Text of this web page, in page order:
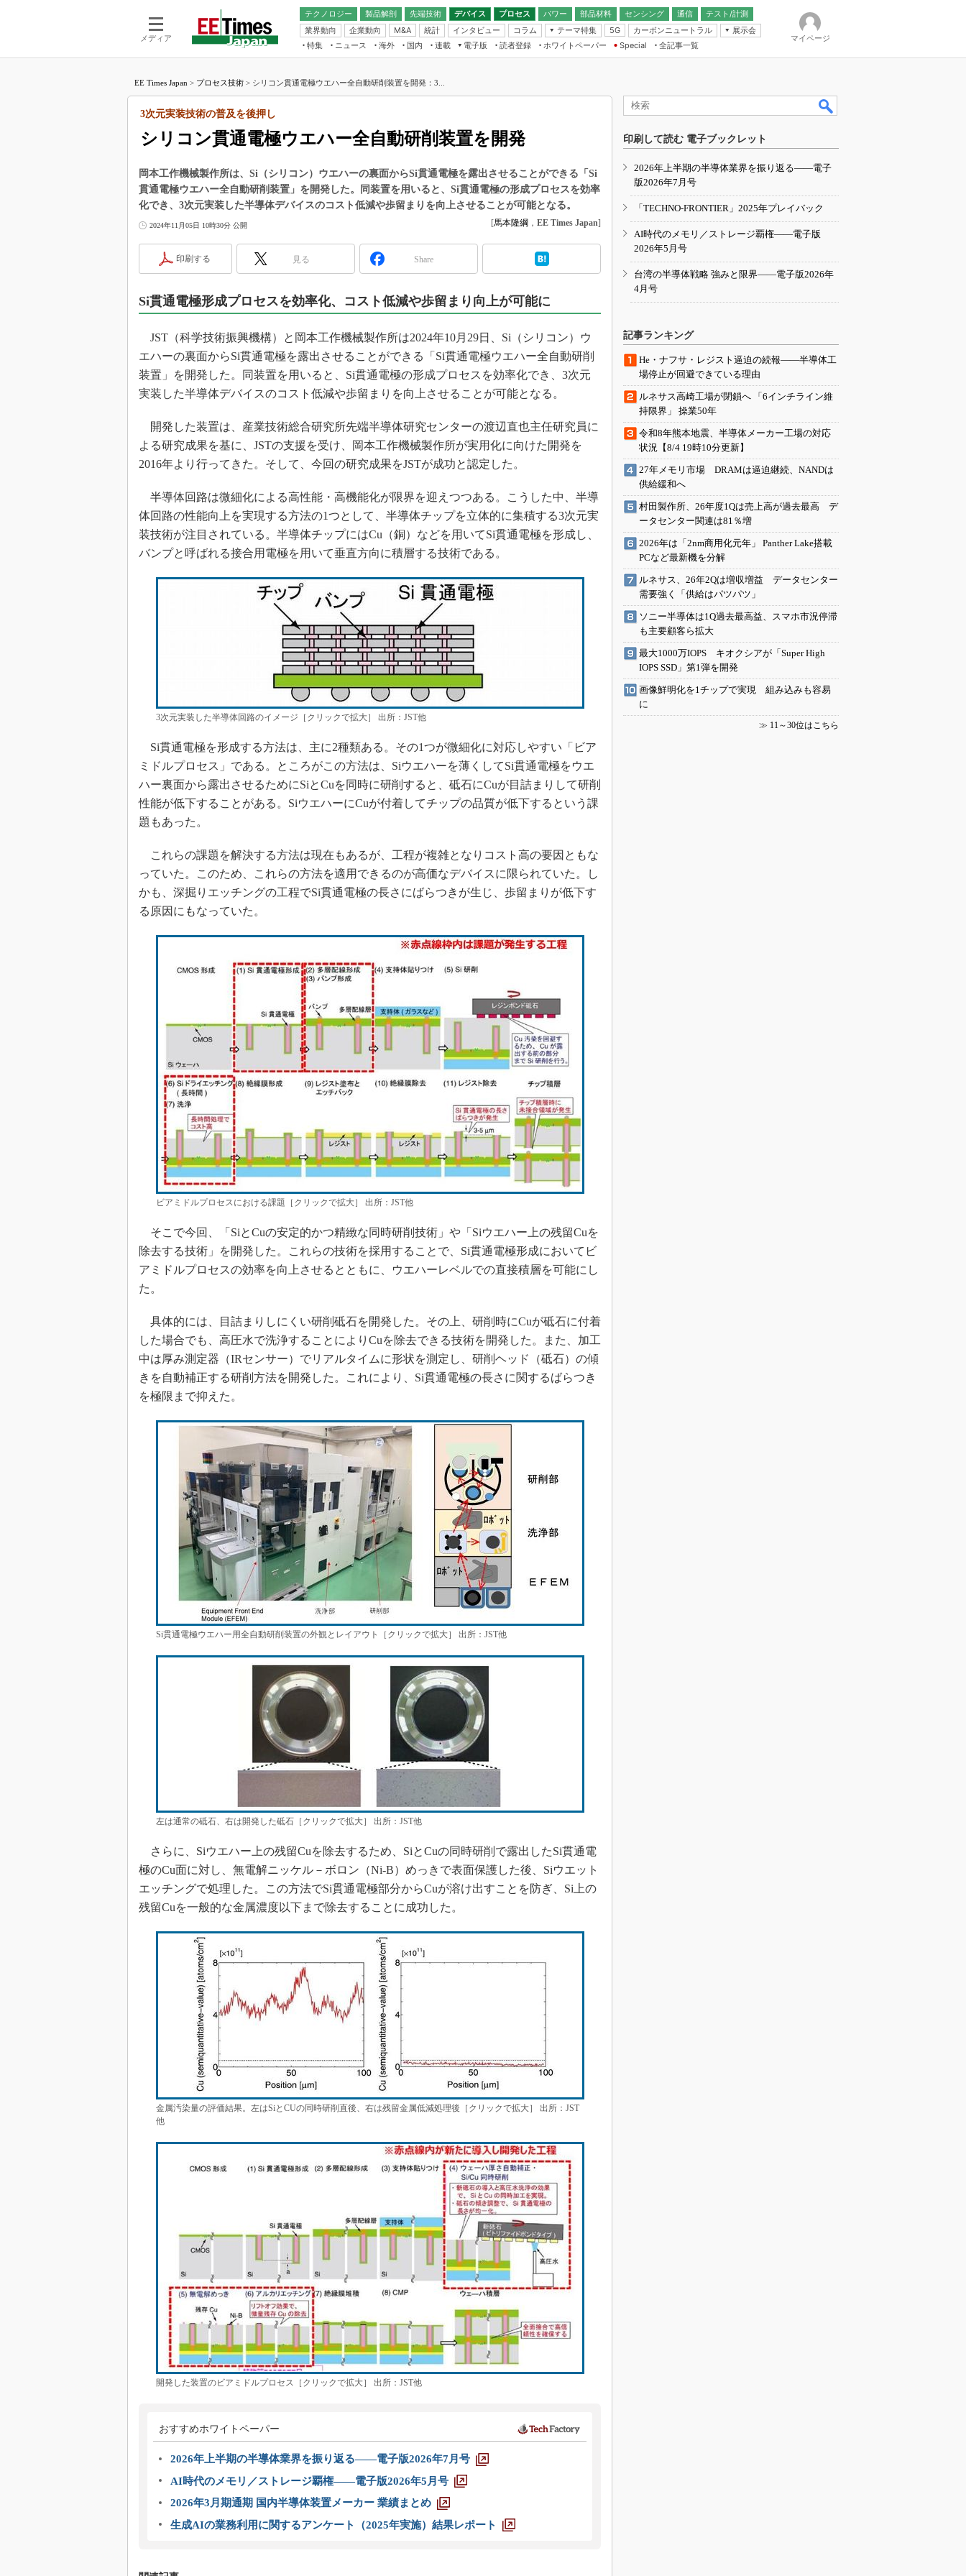
メディア
テクノロジー 製品解剖
先端技術
電池／エネルギー
デバイス
アナログ
マイコン
プロセス パワー 部品材料 センシング
通信
無線
テスト/計測
業界動向
企業動向 M&A 統計 インタビュー コラム
テーマ特集
フィジカルAI
読者調査（EE Times Research）
IoT
電源設計（EDN Japan）
エレクトロニクス入門（EDN
5G カーボンニュートラル
展示会
IoT・エッジコンピューティング
EXPO
TECHNO-FRONTIER
人とくるま展
特集 ニュース 海外 国内
連載
福田昭のデバイス通信
大山聡の業界スコープ
リタイア直前エンジニアの社会人大
学漂流記
この10年で起こったこと、次の10年
製品分解で探るアジアの新トレンド
“異端児エンジニア”が仕掛けた社内
改革、執念の180日
イノベーションは日本を救うのか
IHSアナリスト「未来展望」
「英語に愛されないエンジニア」の
ための新行動論
電子版
電子ブックレット
読者登録 ホワイトペーパー
Special
全記事一覧
マイページ
EE Times Japan > プロセス技術 > シリコン貫通電極ウエハー全自動研削装置を開発：3...
シリコン貫通電極ウエハー全自動研削装置を開発
3次元実装技術の普及を後押し
岡本工作機械製作所は、Si（シリコン）ウエハーの裏面からSi貫通電極を露出させることができる「Si
貫通電極ウエハー全自動研削装置」を開発した。同装置を用いると、Si貫通電極の形成プロセスを効率
化でき、3次元実装した半導体デバイスのコスト低減や歩留まりを向上させることが可能となる。
2024年11月05日 10時30分 公開 [馬本隆綱 ， EE Times Japan]
印刷する 見る Share
Si貫通電極形成プロセスを効率化、コスト低減や歩留まり向上が可能に
JST（科学技術振興機構）と岡本工作機械製作所は2024年10月29日、Si（シリコン）ウ
エハーの裏面からSi貫通電極を露出させることができる「Si貫通電極ウエハー全自動研削
装置」を開発した。同装置を用いると、Si貫通電極の形成プロセスを効率化でき、3次元
実装した半導体デバイスのコスト低減や歩留まりを向上させることが可能となる。
開発した装置は、産業技術総合研究所先端半導体研究センターの渡辺直也主任研究員に
よる研究成果を基に、JSTの支援を受け、岡本工作機械製作所が実用化に向けた開発を
2016年より行ってきた。そして、今回の研究成果をJSTが成功と認定した。
半導体回路は微細化による高性能・高機能化が限界を迎えつつある。こうした中、半導
体回路の性能向上を実現する方法の1つとして、半導体チップを立体的に集積する3次元実
装技術が注目されている。半導体チップにはCu（銅）などを用いてSi貫通電極を形成し、
バンプと呼ばれる接合用電極を用いて垂直方向に積層する技術である。
3次元実装した半導体回路のイメージ［クリックで拡大］ 出所：JST他
Si貫通電極を形成する方法は、主に2種類ある。その1つが微細化に対応しやすい「ビア
ミドルプロセス」である。ところがこの方法は、Siウエハーを薄くしてSi貫通電極をウエ
ハー裏面から露出させるためにSiとCuを同時に研削すると、砥石にCuが目詰まりして研削
性能が低下することがある。SiウエハーにCuが付着してチップの品質が低下するという課
題もあった。
これらの課題を解決する方法は現在もあるが、工程が複雑となりコスト高の要因ともな
っていた。このため、これらの方法を適用できるのが高価なデバイスに限られていた。し
かも、深掘りエッチングの工程でSi貫通電極の長さにばらつきが生じ、歩留まりが低下す
る原因にもなっていた。
ビアミドルプロセスにおける課題［クリックで拡大］ 出所：JST他
そこで今回、「SiとCuの安定的かつ精緻な同時研削技術」や「Siウエハー上の残留Cuを
除去する技術」を開発した。これらの技術を採用することで、Si貫通電極形成においてビ
アミドルプロセスの効率を向上させるとともに、ウエハーレベルでの直接積層を可能にし
た。
具体的には、目詰まりしにくい研削砥石を開発した。その上、研削時にCuが砥石に付着
した場合でも、高圧水で洗浄することによりCuを除去できる技術を開発した。また、加工
中は厚み測定器（IRセンサー）でリアルタイムに形状を測定し、研削ヘッド（砥石）の傾
きを自動補正する研削方法を開発した。これにより、Si貫通電極の長さに関するばらつき
を極限まで抑えた。
Si貫通電極ウエハー用全自動研削装置の外観とレイアウト［クリックで拡大］ 出所：JST他
左は通常の砥石、右は開発した砥石［クリックで拡大］ 出所：JST他
さらに、Siウエハー上の残留Cuを除去するため、SiとCuの同時研削で露出したSi貫通電
極のCu面に対し、無電解ニッケル－ボロン（Ni-B）めっきで表面保護した後、Siウエット
エッチングで処理した。この方法でSi貫通電極部分からCuが溶け出すことを防ぎ、Si上の
残留Cuを一般的な金属濃度以下まで除去することに成功した。
金属汚染量の評価結果。左はSiとCUの同時研削直後、右は残留金属低減処理後［クリックで拡大］ 出所：JST
他
開発した装置のビアミドルプロセス［クリックで拡大］ 出所：JST他
おすすめホワイトペーパー
2026年上半期の半導体業界を振り返る――電子版2026年7月号
AI時代のメモリ／ストレージ覇権――電子版2026年5月号
2026年3月期通期 国内半導体装置メーカー 業績まとめ
生成AIの業務利用に関するアンケート（2025年実施）結果レポート
印刷して読む 電子ブックレット
2026年上半期の半導体業界を振り返る――電子
版2026年7月号
「TECHNO-FRONTIER」2025年プレイバック
AI時代のメモリ／ストレージ覇権――電子版
2026年5月号
台湾の半導体戦略 強みと限界――電子版2026年
4月号
記事ランキング
He・ナフサ・レジスト逼迫の続報――半導体工
場停止が回避できている理由
ルネサス高崎工場が閉鎖へ 「6インチライン維
持限界」 操業50年
令和8年熊本地震、半導体メーカー工場の対応
状況【8/4 19時10分更新】
27年メモリ市場 DRAMは逼迫継続、NANDは
供給緩和へ
村田製作所、26年度1Qは売上高が過去最高 デ
ータセンター関連は81％増
2026年は「2nm商用化元年」 Panther Lake搭載
PCなど最新機を分解
ルネサス、26年2Qは増収増益 データセンター
需要強く「供給はパツパツ」
ソニー半導体は1Q過去最高益、スマホ市況停滞
も主要顧客ら拡大
最大1000万IOPS キオクシアが「Super High
IOPS SSD」第1弾を開発
画像鮮明化を1チップで実現 組み込みも容易
に
≫ 11～30位はこちら